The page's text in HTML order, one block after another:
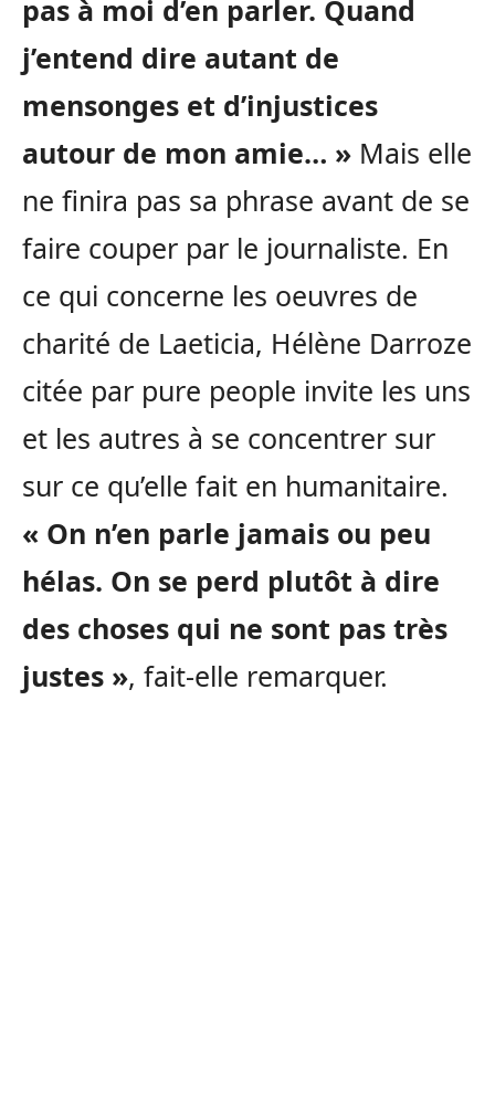
pas à moi d’en parler. Quand
j’entend dire autant de
mensonges et d’injustices
autour de mon amie… » Mais elle
ne finira pas sa phrase avant de se
faire couper par le journaliste. En
ce qui concerne les oeuvres de
charité de Laeticia, Hélène Darroze
citée par pure people invite les uns
et les autres à se concentrer sur
sur ce qu’elle fait en humanitaire.
« On n’en parle jamais ou peu
hélas. On se perd plutôt à dire
des choses qui ne sont pas très
justes », fait-elle remarquer.